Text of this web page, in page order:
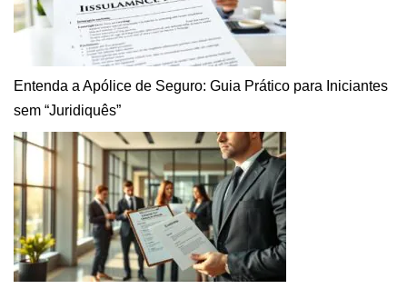
Entenda a Apólice de Seguro: Guia Prático para Iniciantes
sem “Juridiquês”